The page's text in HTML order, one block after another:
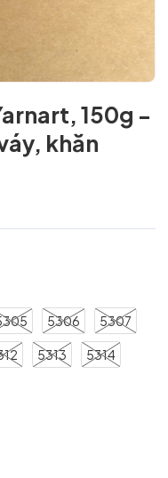
150g -
khăn
5306 5307
5313 5314